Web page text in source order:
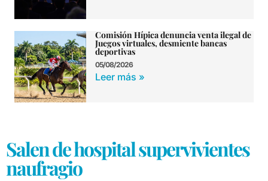
Comisión Hípica denuncia venta ilegal de
Juegos virtuales, desmiente bancas
deportivas
05/08/2026
Leer más »
Salen de hospital supervivientes
naufragio